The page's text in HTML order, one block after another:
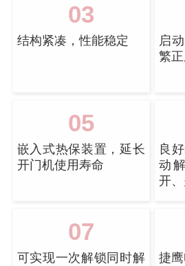
03
结构紧凑，性能稳定
启
繁
05
嵌入式热保装置，延长
开门机使用寿命
良
动
开
07
可实现一次解锁同时解
捷